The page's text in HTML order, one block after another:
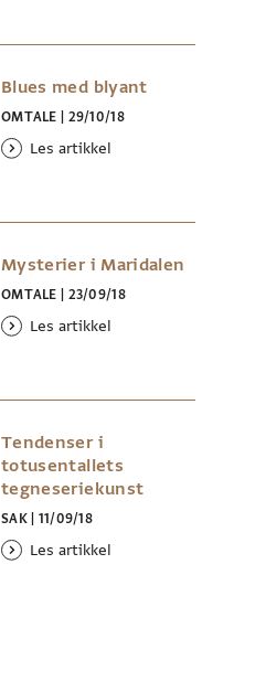
Blues med blyant
OMTALE 29/10/18
Les artikkel
Mysterier i Maridalen
OMTALE 23/09/18
Les artikkel
Tendenser i
totusentallets
tegneseriekunst
SAK 11/09/18
Les artikkel